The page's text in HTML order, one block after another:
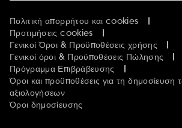
Πολιτική απορρήτου και cookies
Προτιμήσεις cookies
Γενικοί Όροι & Προϋποθέσεις χρήσης
Γενικοί όροι & Προϋποθέσεις Πώλησης
Πρόγραμμα Επιβράβευσης
Όροι και προϋποθέσεις για τη δημοσίευση
αξιολογήσεων
Όροι δημοσίευσης